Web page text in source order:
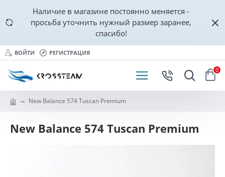
Наличие в магазине постоянно меняется -
просьба уточнить нужный размер заранее,
спасибо!
ВОЙТИ РЕГИСТРАЦИЯ
0
New Balance 574 Tuscan Premium
New Balance 574 Tuscan Premium